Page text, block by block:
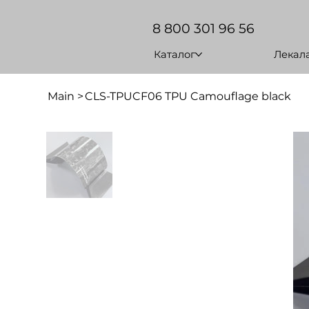
8 800 301 96 56
Каталог
Main >CLS-TPUCF06 TPU Camouflage black